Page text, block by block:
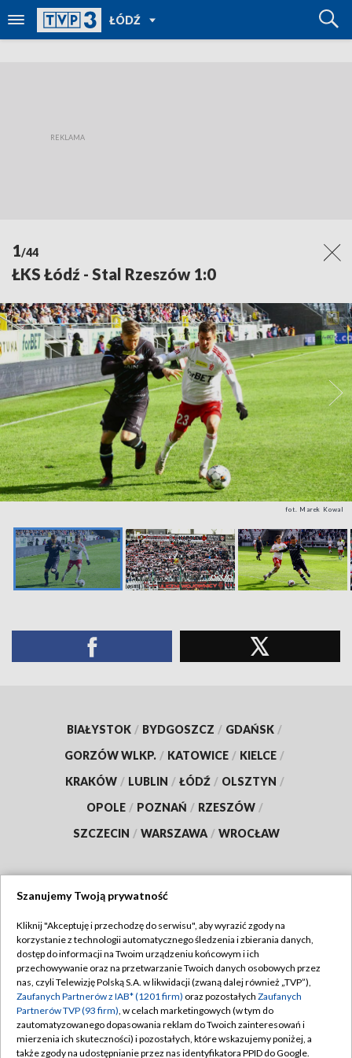
ŁÓDŹ
POWRÓT
DO
REGIONY
1/44
ŁKS Łódź - Stal Rzeszów 1:0
fot. Marek Kowal
BIAŁYSTOK / BYDGOSZCZ / GDAŃSK /
GORZÓW WLKP. / KATOWICE / KIELCE /
KRAKÓW / LUBLIN / ŁÓDŹ / OLSZTYN /
OPOLE / POZNAŃ / RZESZÓW /
SZCZECIN / WARSZAWA / WROCŁAW
TVP
Abonament TVP
Emisja w TVP
Centrum informacji TVP
Naziemna Telewizja Cyfrowa
Regulamin TVP
Polityka prywatności
Moje zgody
Pomoc
Szanujemy Twoją prywatność
Kliknij "Akceptuję i przechodzę do serwisu", aby wyrazić zgody na
korzystanie z technologii automatycznego śledzenia i zbierania danych,
dostęp do informacji na Twoim urządzeniu końcowym i ich
przechowywanie oraz na przetwarzanie Twoich danych osobowych przez
nas, czyli Telewizję Polską S.A. w likwidacji (zwaną dalej również „TVP”),
Zaufanych Partnerów z IAB* (1201 firm) oraz pozostałych Zaufanych
Partnerów TVP (93 firm), w celach marketingowych (w tym do
zautomatyzowanego dopasowania reklam do Twoich zainteresowań i
mierzenia ich skuteczności) i pozostałych, które wskazujemy poniżej, a
także zgody na udostępnianie przez nas identyfikatora PPID do Google.